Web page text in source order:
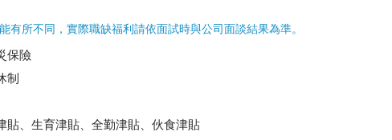
有所不同，實際職缺福利請依面試時與公司面談結果為準。
保險
制
貼、生育津貼、全勤津貼、伙食津貼